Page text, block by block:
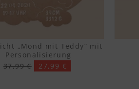
„Mond mit Teddy“ mit
Personalisierung
37,99 €
27,99 €